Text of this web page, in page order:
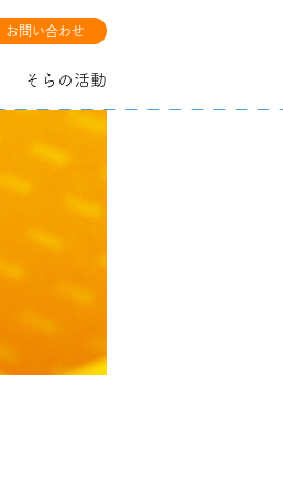
お問い合わせ
そらの活動